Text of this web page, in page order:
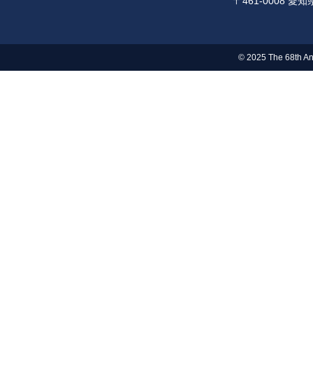
© 2025 The 68th